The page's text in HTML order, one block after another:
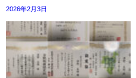
2026年2月3日